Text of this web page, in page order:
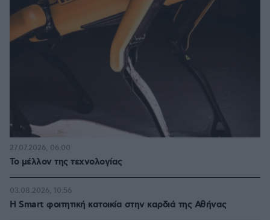
Το μέλλον της τεχνολογίας
27.07.2026, 06:00
Η Smart φοιτητική κατοικία στην καρδιά της Αθήνας
03.08.2026, 10:56